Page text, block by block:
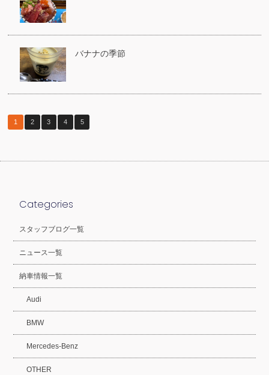
バナナの季節
1 2 3 4 5
Categories
スタッフブログ一覧
ニュース一覧
納車情報一覧
Audi
BMW
Mercedes-Benz
OTHER